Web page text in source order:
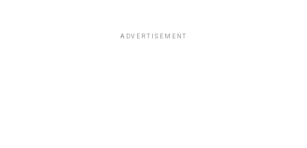
ADVERTISEMENT